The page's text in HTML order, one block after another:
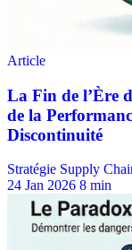
Stratégie Supply
24 Jan 2026 8 min